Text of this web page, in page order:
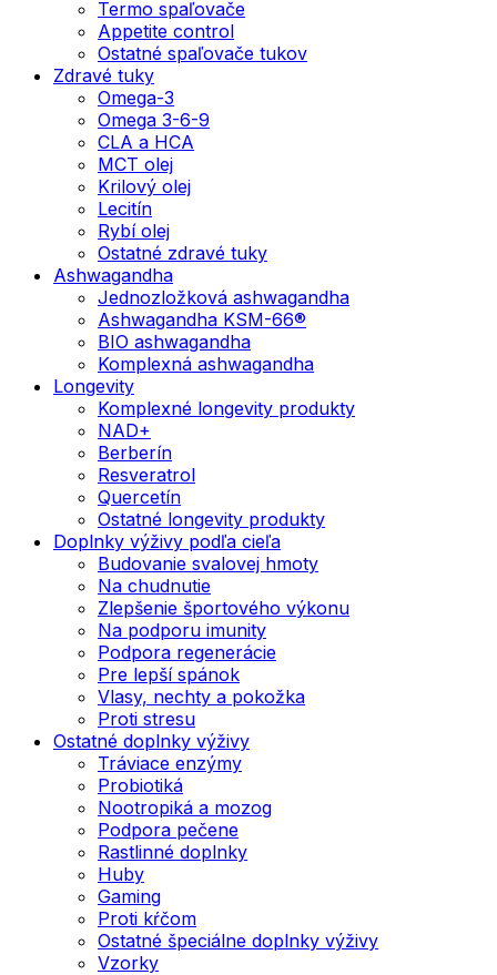
Termo spaľovače
Appetite control
Ostatné spaľovače tukov
Zdravé tuky
Omega-3
Omega 3-6-9
CLA a HCA
MCT olej
Krilový olej
Lecitín
Rybí olej
Ostatné zdravé tuky
Ashwagandha
Jednozložková ashwagandha
Ashwagandha KSM-66®
BIO ashwagandha
Komplexná ashwagandha
Longevity
Komplexné longevity produkty
NAD+
Berberín
Resveratrol
Quercetín
Ostatné longevity produkty
Doplnky výživy podľa cieľa
Budovanie svalovej hmoty
Na chudnutie
Zlepšenie športového výkonu
Na podporu imunity
Podpora regenerácie
Pre lepší spánok
Vlasy, nechty a pokožka
Proti stresu
Ostatné doplnky výživy
Tráviace enzýmy
Probiotiká
Nootropiká a mozog
Podpora pečene
Rastlinné doplnky
Huby
Gaming
Proti kŕčom
Ostatné špeciálne doplnky výživy
Vzorky